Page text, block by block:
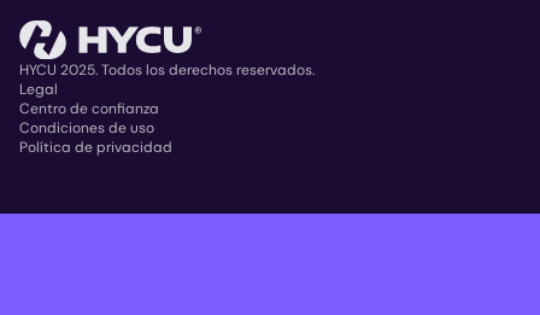
Copyright
HYCU 2025. Todos los derechos reservados.
Legal
Centro de confianza
Condiciones de uso
Política de privacidad